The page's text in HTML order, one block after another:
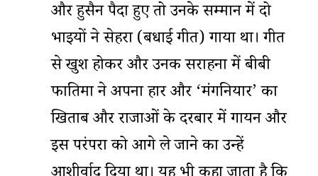
और हुसैन पैदा हुए तो उनके सम्मान में दो
भाइयों ने सेहरा (बधाई गीत) गाया था। गीत
से खुश होकर और उनकी सराहना में बीबी
फातिमा ने अपना हार और ‘मंगनियार’ का
खिताब और राजाओं के दरबार में गायन और
इस परंपरा को आगे ले जाने का उन्हें